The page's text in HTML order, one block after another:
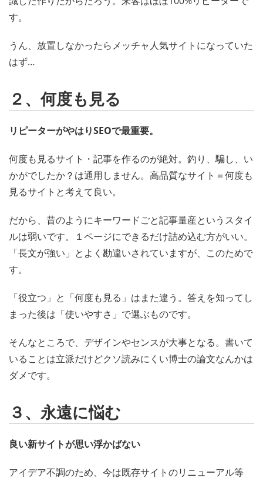
す。
うん、放置しなかったらメッチャ人気サイトになっていた
はず…
２、何度も見る
リピーターがやはりSEOで最重要。
何度も見るサイト・記事を作るのが絶対。釣り、騙し、い
かがでしたか？は通用しません。高品質なサイト＝何度も
見るサイトと考えて良い。
だから、昔のようにキーワードごと記事量産というスタイ
ルは弱いです。１ページにできるだけ詰め込む方がいい。
「長文が強い」とよく勘違いされていますが、このためで
す。
「役立つ」と「何度も見る」はまた違う。答えを知ってし
まった後は「使いやすさ」で選ぶものです。
そんなところで、デザインやセンスが大事となる。書いて
いることは立派だけどクソ読みにくい博士の論文なんかは
ダメです。
３、永遠に悩む
良い新サイトが思い浮かばない
アイデア不調のため、今は既存サイトのリニューアル等